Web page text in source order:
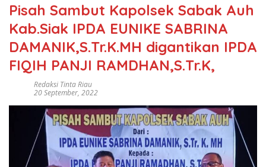
Pisah Sambut Kapolsek Sabak Auh
Kab.Siak IPDA EUNIKE SABRINA
DAMANIK,S.Tr.K.MH digantikan IPDA
FIQIH PANJI RAMDHAN,S.Tr.K,
Redaksi Tinta Riau
20 September, 2022